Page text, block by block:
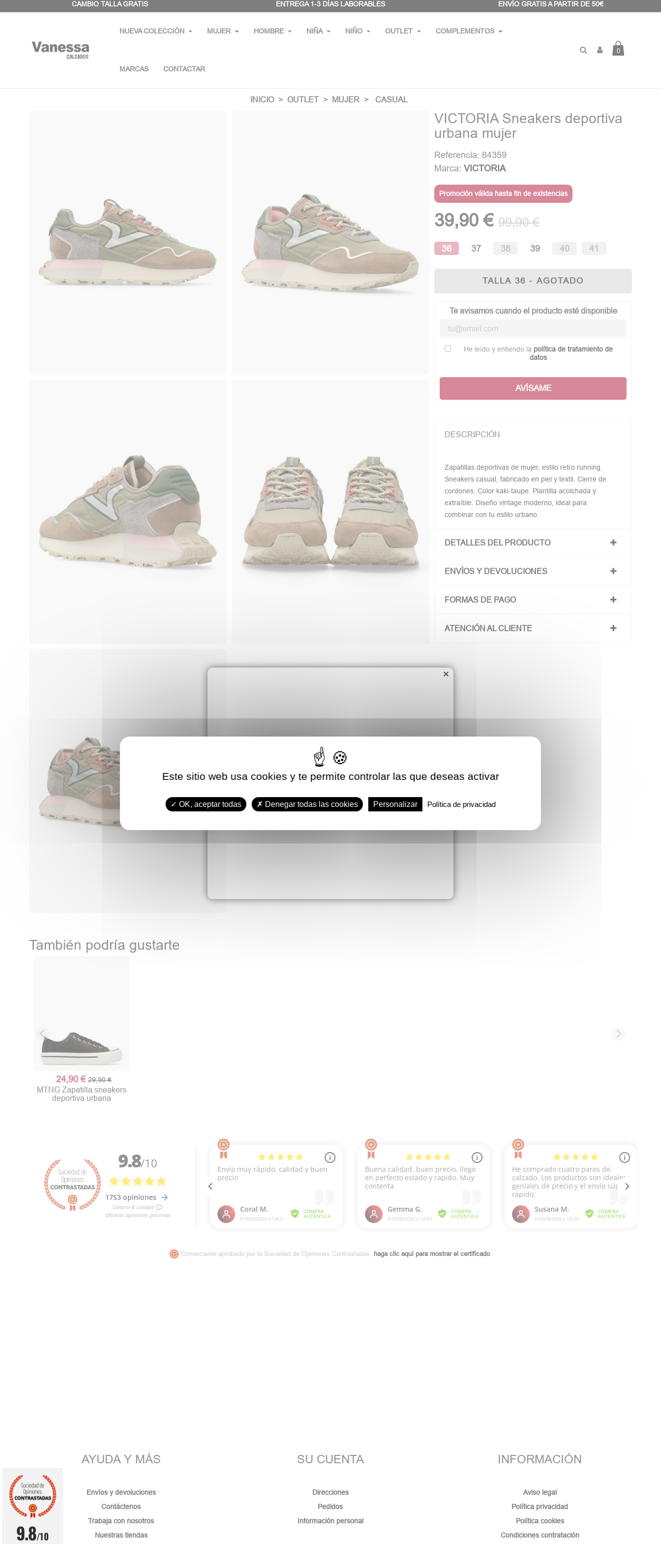
CAMBIO TALLA GRATIS ENTREGA 1-3 DÍAS LABORABLES ENVÍO GRATIS A PARTIR DE 50€
NUEVA COLECCIÓN MUJER HOMBRE NIÑA NIÑO OUTLET COMPLEMENTOS
MARCAS CONTACTAR
0
INICIO OUTLET MUJER CASUAL
VICTORIA Sneakers deportiva
urbana mujer
Referencia: 84359
Marca:VICTORIA
Promoción válida hasta fin de existencias
39,90 € 99,90 €
36 37 38 39 40 41
TALLA 36 - AGOTADO
Te avisamos cuando el producto esté disponible
He leído y entiendo la política de tratamiento de
datos
AVÍSAME
DESCRIPCIÓN
Zapatillas deportivas de mujer, estilo retro running.
Sneakers casual, fabricado en piel y textil. Cierre de
cordones. Color kaki-taupe. Plantilla acolchada y
extraíble. Diseño vintage moderno, ideal para
combinar con tu estilo urbano.
DETALLES DEL PRODUCTO
ENVÍOS Y DEVOLUCIONES
FORMAS DE PAGO
ATENCIÓN AL CLIENTE
También podría gustarte
24,90 €29,90 €
MTNG Zapatilla sneakers
deportiva urbana
Comerciante aprobado por la Sociedad de Opiniones Contrastadas, haga clic aquí para mostrar el certificado.
AYUDA Y MÁS
Envíos y devoluciones
Contáctenos
Trabaja con nosotros
Nuestras tiendas
SU CUENTA
Direcciones
Pedidos
Información personal
INFORMACIÓN
Aviso legal
Política privacidad
Política cookies
Condiciones contratación
×
9.8/10
Panel de gestión de cookies
Este sitio web usa cookies y te permite controlar las que deseas activar
OK, aceptar todas Denegar todas las cookies Personalizar Política de privacidad